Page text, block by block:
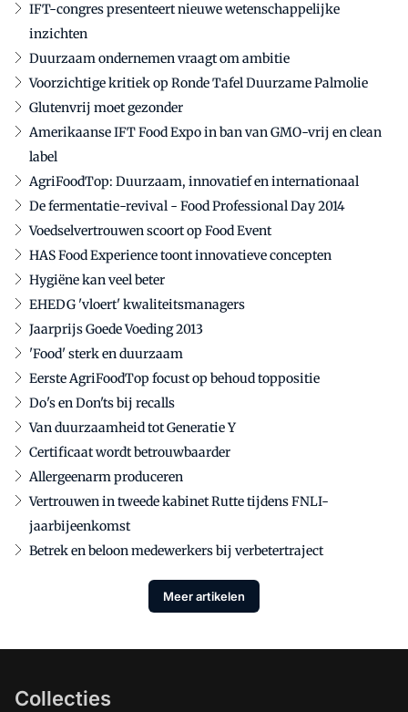
IFT-congres presenteert nieuwe wetenschappelijke
inzichten
Duurzaam ondernemen vraagt om ambitie
Voorzichtige kritiek op Ronde Tafel Duurzame Palmolie
Glutenvrij moet gezonder
Amerikaanse IFT Food Expo in ban van GMO-vrij en clean
label
AgriFoodTop: Duurzaam, innovatief en internationaal
De fermentatie-revival - Food Professional Day 2014
Voedselvertrouwen scoort op Food Event
HAS Food Experience toont innovatieve concepten
Hygiëne kan veel beter
EHEDG 'vloert' kwaliteitsmanagers
Jaarprijs Goede Voeding 2013
'Food' sterk en duurzaam
Eerste AgriFoodTop focust op behoud toppositie
Do's en Don'ts bij recalls
Van duurzaamheid tot Generatie Y
Certificaat wordt betrouwbaarder
Allergeenarm produceren
Vertrouwen in tweede kabinet Rutte tijdens FNLI-
jaarbijeenkomst
Betrek en beloon medewerkers bij verbetertraject
Meer artikelen
Collecties